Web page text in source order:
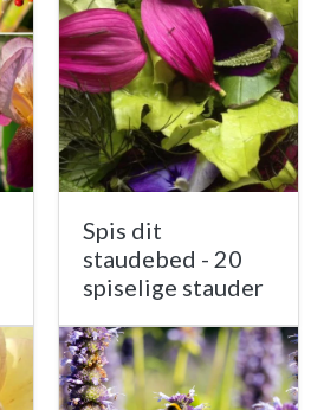
Spis dit
staudebed - 20
spiselige stauder